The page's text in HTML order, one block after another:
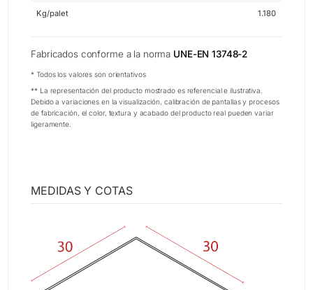
Kg/palet 1.180
Fabricados conforme a la norma UNE-EN 13748-2
* Todos los valores son orientativos
** La representación del producto mostrado es referencial e ilustrativa.
Debido a variaciones en la visualización, calibración de pantallas y procesos
de fabricación, el color, textura y acabado del producto real pueden variar
ligeramente.
MEDIDAS Y COTAS